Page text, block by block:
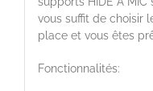
vous suffit de choisir
place et vous êtes
Fonctionnalités: